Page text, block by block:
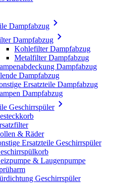
Dampfabzug 
Dampfabzug 
Kohlefilter Dampfabzug
Metalfilter Dampfabzug
Dampfabzug
Dampfabzug
Ersatzteile Dampfabzug
Dampfabzug
Geschirrspüler
& Räder
Ersatzteile Geschirrspüler
& Laugenpumpe
Geschirrspüler